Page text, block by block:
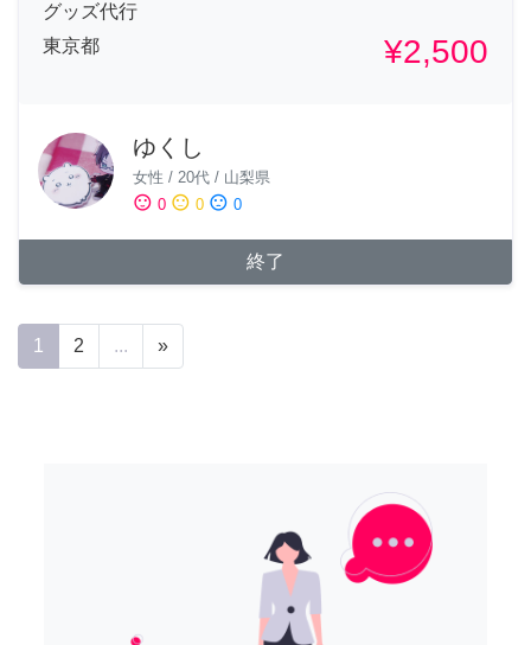
グッズ代行
東京都
¥2,500
ゆくし
女性 / 20代 / 山梨県
sentiment_satisfied 0 sentiment_neutral 0 sentiment_dissatisfied 0
終了
1 2 ... »